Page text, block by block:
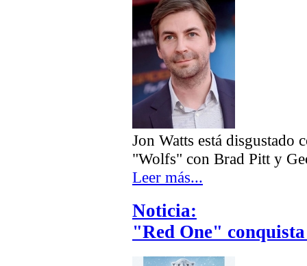
Jon Watts está disgustado
"Wolfs" con Brad Pitt y
Leer más...
Noticia:
"Red One"